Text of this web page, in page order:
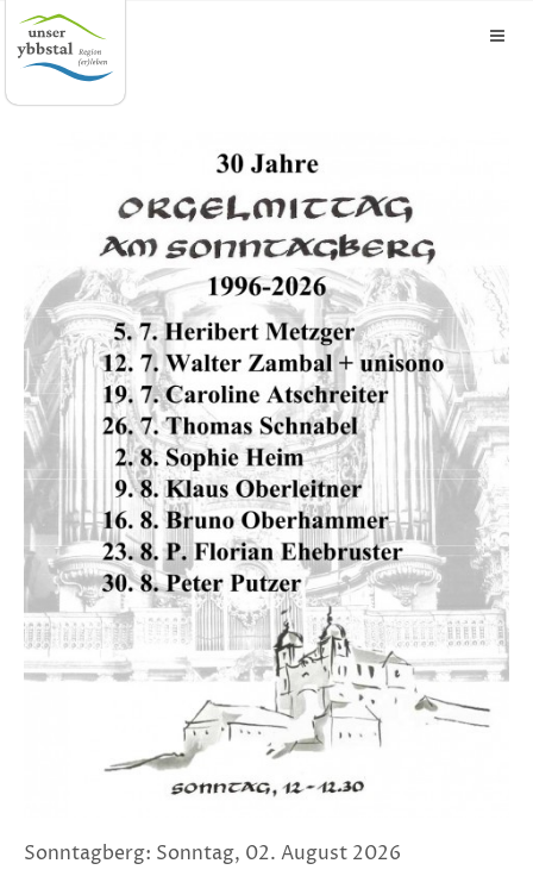
Sonntagberg: Sonntag, 02. August 2026